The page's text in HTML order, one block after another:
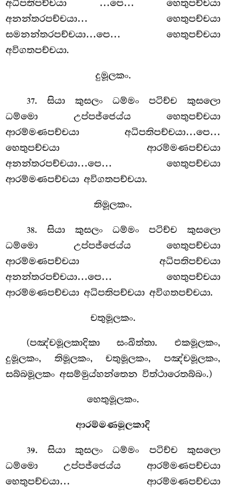
අධිපතිපච්චයා
…පෙ… හෙතුපච්චයා
අනන්තරපච්චයා… හෙතුපච්චයා
සමනන්තරපච්චයා…පෙ… හෙතුපච්චයා
අවිගතපච්චයා.
දුමූලකං.
37. සියා කුසලං ධම්මං පටිච්ච කුසලො
ධම්මො උප්පජ්ජෙය්ය හෙතුපච්චයා
ආරම්මණපච්චයා අධිපතිපච්චයා…පෙ…
හෙතුපච්චයා ආරම්මණපච්චයා
අනන්තරපච්චයා…පෙ… හෙතුපච්චයා
ආරම්මණපච්චයා අවිගතපච්චයා.
තිමූලකං.
38. සියා කුසලං ධම්මං පටිච්ච කුසලො
ධම්මො උප්පජ්ජෙය්ය හෙතුපච්චයා
ආරම්මණපච්චයා අධිපතිපච්චයා
අනන්තරපච්චයා…පෙ… හෙතුපච්චයා
ආරම්මණපච්චයා අධිපතිපච්චයා අවිගතපච්චයා.
චතුමූලකං.
(පඤ්චමූලකාදිකා සංඛිත්තා. එකමූලකං,
දුමූලකං, තිමූලකං, චතුමූලකං, පඤ්චමූලකං,
සබ්බමූලකං අසම්මුය්හන්තෙන විත්ථාරෙතබ්බං.)
හෙතුමූලකං.
ආරම්මණමූලකාදි
39. සියාකුසලං ධම්මං පටිච්ච කුසලො
ධම්මො උප්පජ්ජෙය්ය ආරම්මණපච්චයා
හෙතුපච්චයා… ආරම්මණපච්චයා